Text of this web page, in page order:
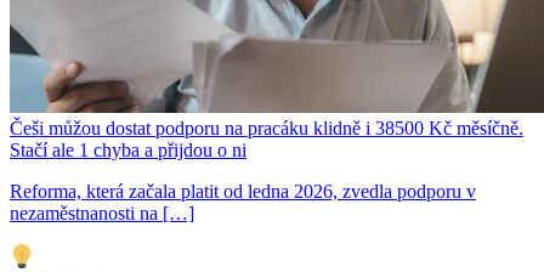
Češi můžou dostat podporu na pracáku klidně i 38500 Kč měsíčně.
Stačí ale 1 chyba a přijdou o ni
Reforma, která začala platit od ledna 2026, zvedla podporu v
nezaměstnanosti na […]